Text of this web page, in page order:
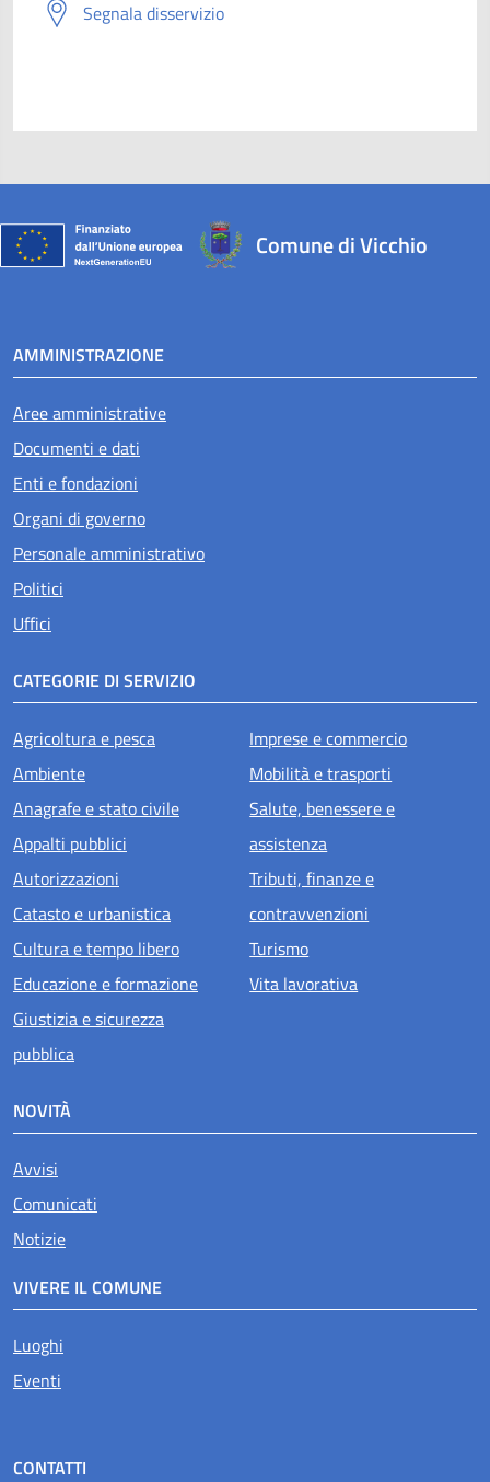
Segnala disservizio
Comune di Vicchio
AMMINISTRAZIONE
Aree amministrative
Documenti e dati
Enti e fondazioni
Organi di governo
Personale amministrativo
Politici
Uffici
CATEGORIE DI SERVIZIO
Agricoltura e pesca
Ambiente
Anagrafe e stato civile
Appalti pubblici
Autorizzazioni
Catasto e urbanistica
Cultura e tempo libero
Educazione e formazione
Giustizia e sicurezza
pubblica
Imprese e commercio
Mobilità e trasporti
Salute, benessere e
assistenza
Tributi, finanze e
contravvenzioni
Turismo
Vita lavorativa
NOVITÀ
Avvisi
Comunicati
Notizie
VIVERE IL COMUNE
Luoghi
Eventi
CONTATTI